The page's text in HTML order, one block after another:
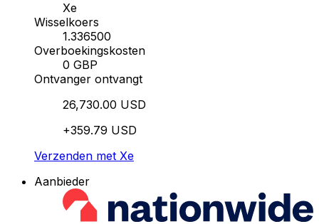
Xe
Wisselkoers
1.336500
Overboekingskosten
0 GBP
Ontvanger ontvangt
26,730.00 USD
+359.79 USD
Verzenden met Xe
Aanbieder